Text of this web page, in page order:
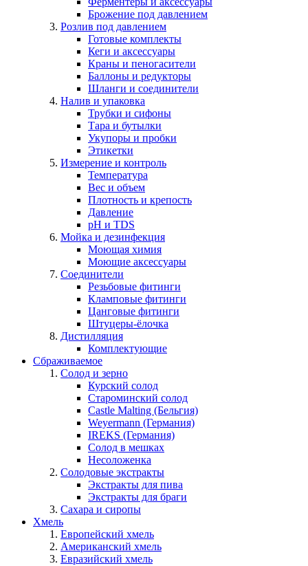
Брожение под давлением
Розлив под давлением
Готовые комплекты
Кеги и аксессуары
Краны и пеногасители
Баллоны и редукторы
Шланги и соединители
Налив и упаковка
Трубки и сифоны
Тара и бутылки
Укупоры и пробки
Этикетки
Измерение и контроль
Температура
Вес и объем
Плотность и крепость
Давление
pH и TDS
Мойка и дезинфекция
Моющая химия
Моющие аксессуары
Соединители
Резьбовые фитинги
Кламповые фитинги
Цанговые фитинги
Штуцеры-ёлочка
Дистилляция
Комплектующие
Сбраживаемое
Солод и зерно
Курский солод
Староминский солод
Castle Malting (Бельгия)
Weyermann (Германия)
IREKS (Германия)
Солод в мешках
Несоложенка
Солодовые экстракты
Экстракты для пива
Экстракты для браги
Сахара и сиропы
Хмель
Европейский хмель
Американский хмель
Евразийский хмель